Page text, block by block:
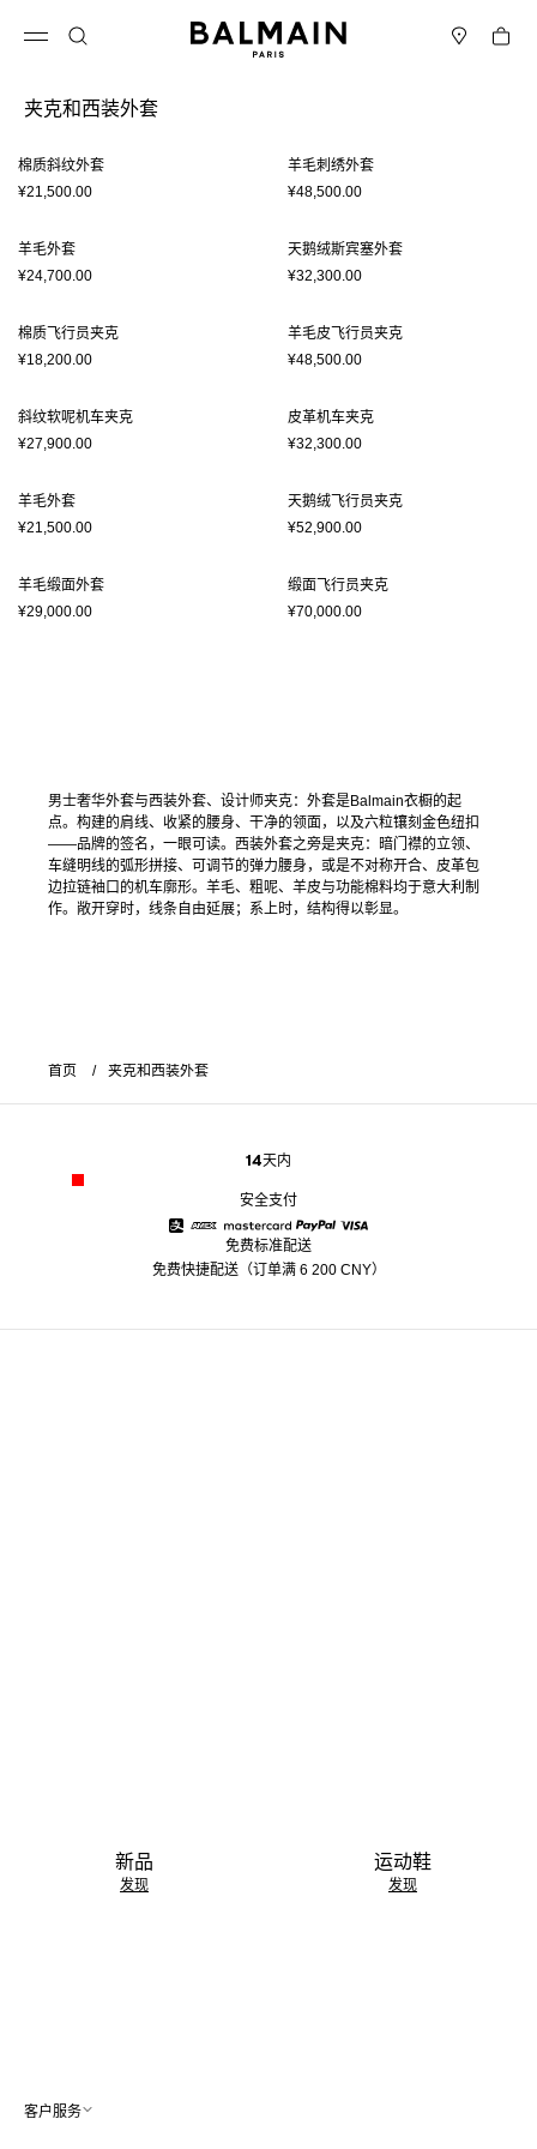
购物车
夹克和西装外套
棉质斜纹外套
¥21,500.00
羊毛刺绣外套
¥48,500.00
羊毛外套
¥24,700.00
天鹅绒斯宾塞外套
¥32,300.00
棉质飞行员夹克
¥18,200.00
羊毛皮飞行员夹克
¥48,500.00
斜纹软呢机车夹克
¥27,900.00
皮革机车夹克
¥32,300.00
羊毛外套
¥21,500.00
天鹅绒飞行员夹克
¥52,900.00
羊毛缎面外套
¥29,000.00
缎面飞行员夹克
¥70,000.00
男士奢华外套与西装外套、设计师夹克：外套是Balmain衣橱的起
点。构建的肩线、收紧的腰身、干净的领面，以及六粒镶刻金色纽扣
——品牌的签名，一眼可读。西装外套之旁是夹克：暗门襟的立领、
车缝明线的弧形拼接、可调节的弹力腰身，或是不对称开合、皮革包
边拉链袖口的机车廓形。羊毛、粗呢、羊皮与功能棉料均于意大利制
作。敞开穿时，线条自由延展；系上时，结构得以彰显。
首页 夹克和西装外套
14天内
安全支付
American Express
Mastercard
免费标准配送
免费快捷配送（订单满 6 200 CNY）
新品
发现
运动鞋
发现
客户服务